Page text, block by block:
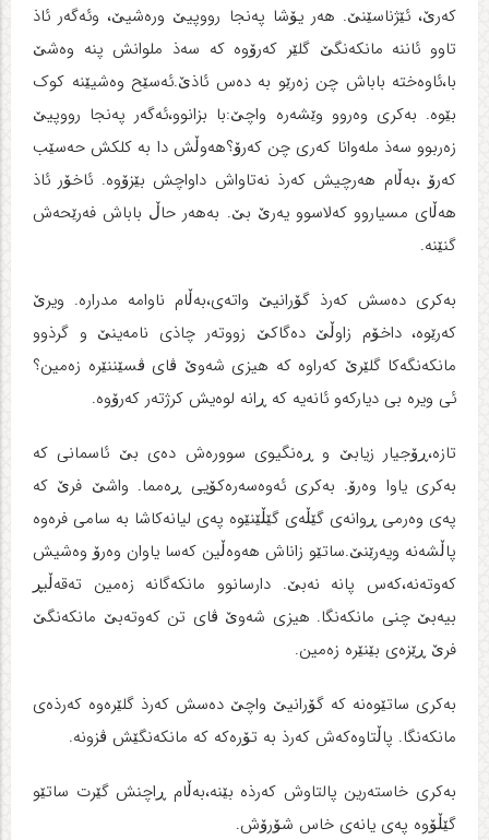
که‌رێ، ئێژناسێنێ. هه‌ر یۆشا په‌نجا رووپیێ وره‌شیێ، وئه‌گه‌ر ئاذ
تاوو ئاننه‌ مانکه‌نگێ گلێر که‌رۆوه‌ که‌ سه‌ذ ملوانش پنه‌ وه‌شێ
با،ئاوه‌خته‌ باباش چن زه‌رێو به‌ ده‌س ئاذێ.ئه‌سێح وه‌شیێنه‌ کوک
بێوه‌. به‌کری وه‌روو وێشه‌ره‌ واچێ:با بزانوو،ئه‌گه‌ر په‌نجا رووپیێ
زه‌ربوو سه‌ذ مله‌وانا که‌ری چن که‌رۆ؟هه‌وڵش دا به‌ کلکش حه‌سێب
که‌رۆ ،به‌ڵام هه‌رچیش که‌رذ نه‌تاواش داواچش بێزۆوه‌. ئاخۆر ئاذ
هه‌ڵای مسیاروو که‌لاسوو یه‌رێ بێ. به‌هه‌ر حاڵ باباش فه‌رێحه‌ش
گنێنه‌.
به‌کری ده‌سش که‌رذ گۆرانیێ واته‌ی،به‌ڵام ناوامه‌ مدراره‌. ویرێ
که‌رێوه‌، داخۆم زاوڵێ ده‌گاکێ زووته‌ر چاذی نامه‌ینێ و گرذوو
مانکه‌نگه‌کا گلێرێ که‌راوه‌ که‌ هیزی شه‌وێ ڤای ڤسێننێره‌ زه‌مین؟
ئی ویره‌ بی دیارکه‌و ئانه‌یه‌ که‌ ڕانه‌ لوه‌یش کرژته‌ر که‌رۆوه‌.
تازه‌،ڕۆجیار زیابێ و ڕه‌نگیوی سووره‌ش ده‌ی بێ ئاسمانی که‌
به‌کری یاوا وه‌رۆ. به‌کری ئه‌وه‌سه‌ره‌کۆیی ڕه‌مما. واشێ فرێ که‌
په‌ی وه‌رمی ڕوانه‌ی گێڵه‌ی گێڵێنێوه‌ په‌ی لیانه‌کاشا به‌ سامی فره‌وه‌
پاڵشه‌نه‌ ویه‌رێنێ.ساتێو زاناش هه‌وه‌ڵین که‌سا یاوان وه‌رۆ وه‌شیش
که‌وته‌نه‌،که‌س پانه‌ نه‌بێ. دارسانوو مانکه‌گانه‌ زه‌مین ته‌قه‌ڵبڕ
بیه‌بێ چنی مانکه‌نگا. هیزی شه‌وێ ڤای تن که‌وته‌بێ مانکه‌نگێ
فرێ ڕێزه‌ی بێنێره‌ زه‌مین.
به‌کری ساتێوه‌نه‌ که‌ گۆرانیێ واچێ ده‌سش که‌رذ گلێره‌وه‌ که‌رذه‌ی
مانکه‌نگا. پاڵتاوه‌که‌ش که‌رذ به‌ تۆره‌که‌ که‌ مانکه‌نگێش ڤزونه‌.
به‌کری خاسته‌رین پالتاوش که‌رذه‌ بێنه‌،به‌ڵام ڕاچنش گێرت ساتێو
گێڵۆوه‌ په‌ی یانه‌ی خاس شۆرۆش.